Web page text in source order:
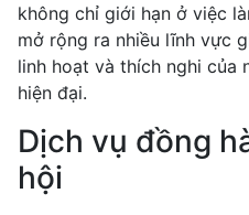
không chỉ giới hạn ở việc
mở rộng ra nhiều lĩnh vực
linh hoạt và thích nghi của
hiện đại.
Dịch vụ đồng
hội